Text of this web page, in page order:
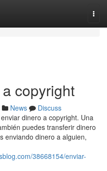
copyright
News
Discuss
dinero a copyright. Una
puedes transferir dinero
enviando dinero a alguien,
38668154/enviar-